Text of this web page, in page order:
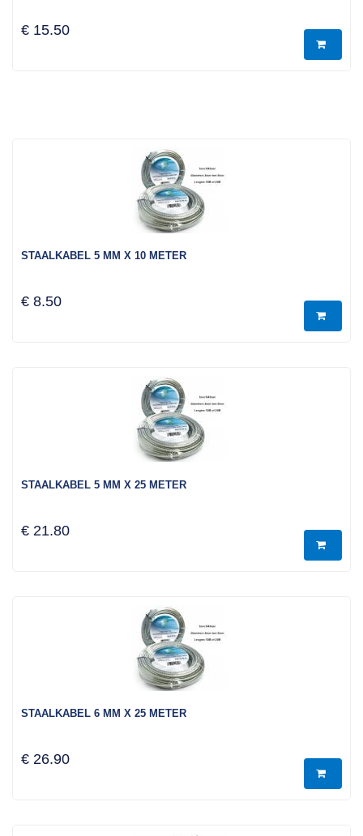
€ 15.50
STAALKABEL 5 MM X 10 METER
€ 8.50
STAALKABEL 5 MM X 25 METER
€ 21.80
STAALKABEL 6 MM X 25 METER
€ 26.90